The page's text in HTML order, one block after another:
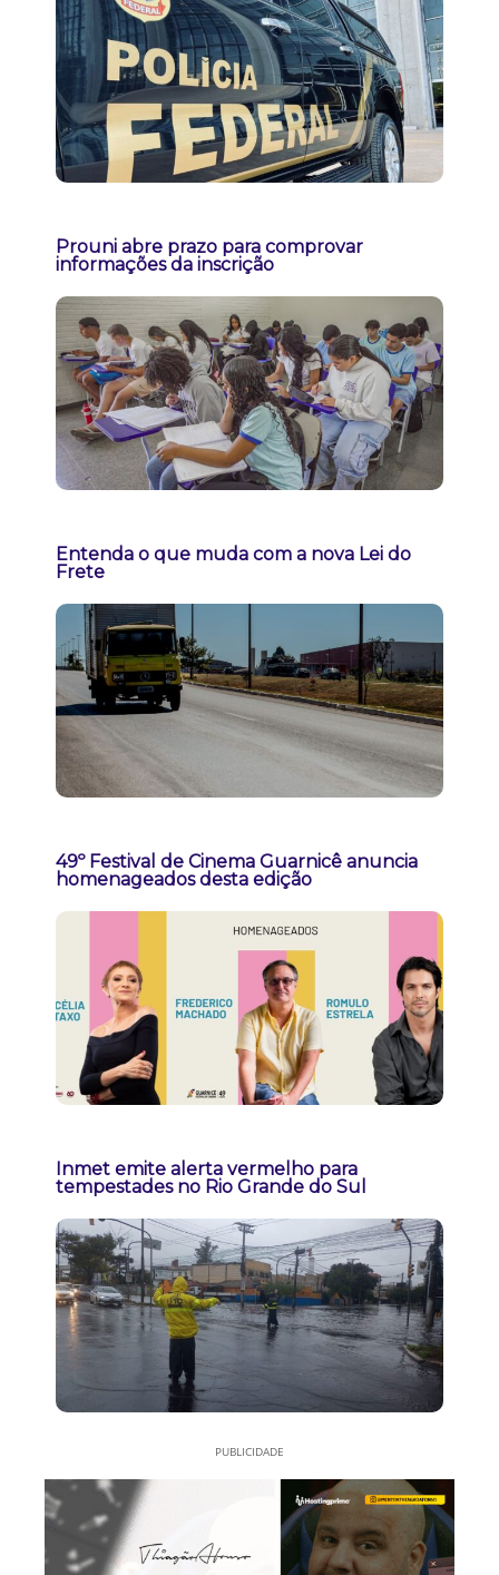
Prouni abre prazo para comprovar
informações da inscrição
Entenda o que muda com a nova Lei do
Frete
49º Festival de Cinema Guarnicê anuncia
homenageados desta edição
Inmet emite alerta vermelho para
tempestades no Rio Grande do Sul
PUBLICIDADE